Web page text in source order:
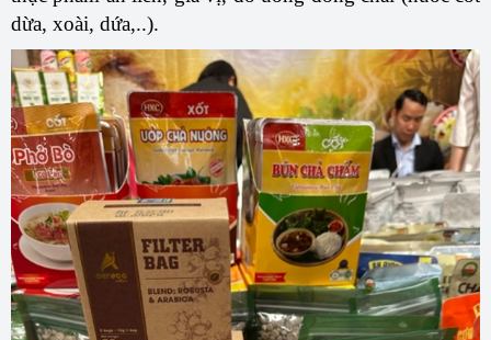
dừa, xoài, dứa,..).